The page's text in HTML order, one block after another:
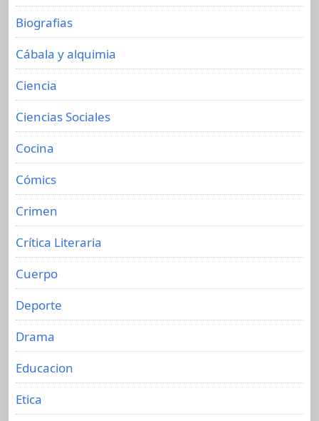
Biografias
Cábala y alquimia
Ciencia
Ciencias Sociales
Cocina
Cómics
Crimen
Crítica Literaria
Cuerpo
Deporte
Drama
Educacion
Etica